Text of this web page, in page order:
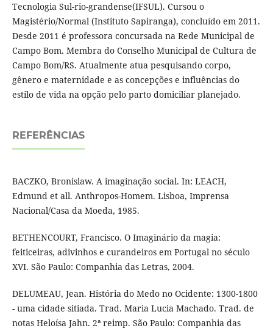
Tecnologia Sul-rio-grandense(IFSUL). Cursou o
Magistério/Normal (Instituto Sapiranga), concluído em 2011.
Desde 2011 é professora concursada na Rede Municipal de
Campo Bom. Membra do Conselho Municipal de Cultura de
Campo Bom/RS. Atualmente atua pesquisando corpo,
gênero e maternidade e as concepções e influências do
estilo de vida na opção pelo parto domiciliar planejado.
REFERÊNCIAS
BACZKO, Bronislaw. A imaginação social. In: LEACH,
Edmund et all. Anthropos-Homem. Lisboa, Imprensa
Nacional/Casa da Moeda, 1985.
BETHENCOURT, Francisco. O Imaginário da magia:
feiticeiras, adivinhos e curandeiros em Portugal no século
XVI. São Paulo: Companhia das Letras, 2004.
DELUMEAU, Jean. História do Medo no Ocidente: 1300-1800
- uma cidade sitiada. Trad. Maria Lucia Machado. Trad. de
notas Heloísa Jahn. 2ª reimp. São Paulo: Companhia das